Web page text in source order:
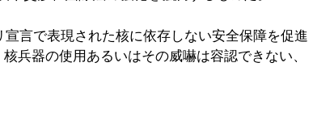
言で表現された核に依存しない安全保障を促進
兵器の使用あるいはその威嚇は容認できない、